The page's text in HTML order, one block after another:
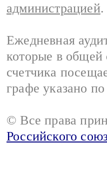
администрацией.
Ежедневная
которые в общей
счетчика
графе указано
© Все права
Российского